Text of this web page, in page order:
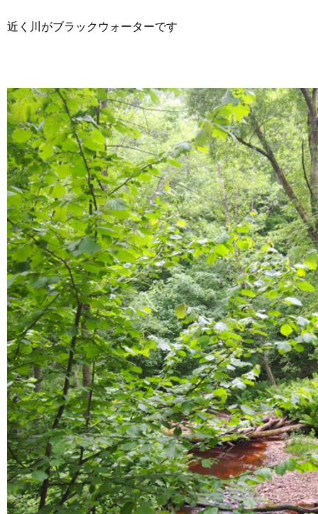
近く川がブラックウォーターです